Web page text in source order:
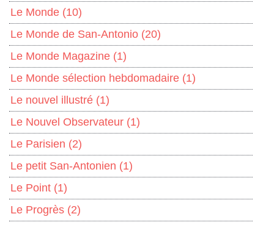
Le Monde (10)
Le Monde de San-Antonio (20)
Le Monde Magazine (1)
Le Monde sélection hebdomadaire (1)
Le nouvel illustré (1)
Le Nouvel Observateur (1)
Le Parisien (2)
Le petit San-Antonien (1)
Le Point (1)
Le Progrès (2)